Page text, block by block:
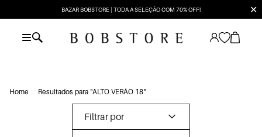
BAZAR BOBSTORE | TODA A SELEÇÃO COM 70% OFF! ✕
Home Resultados para "ALTO VERÃO 18"
Filtrar por